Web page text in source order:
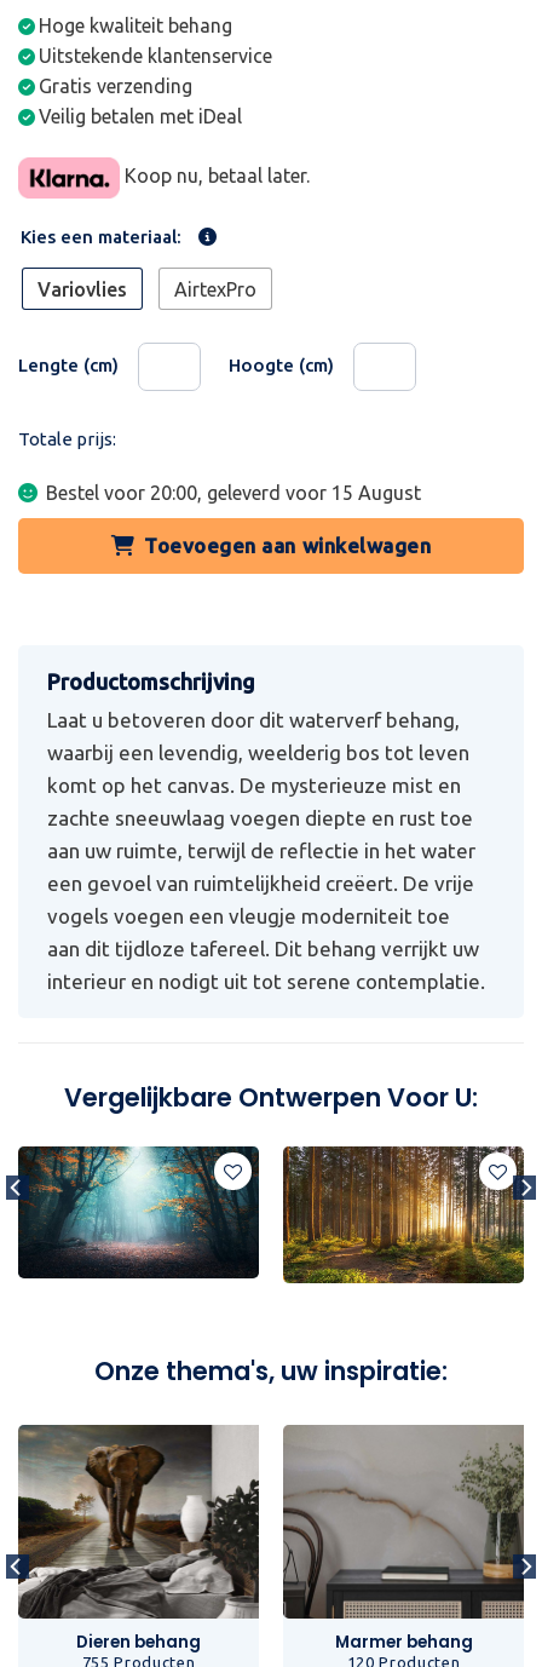
Hoge kwaliteit behang
Uitstekende klantenservice
Gratis verzending
Veilig betalen met iDeal
Koop nu, betaal later.
Kies een materiaal:
Variovlies AirtexPro
Lengte (cm) Hoogte (cm)
Totale prijs:
Bestel voor 20:00, geleverd voor 15 August
Toevoegen aan winkelwagen
Laat u betoveren door dit waterverf behang,
waarbij een levendig, weelderig bos tot leven
komt op het canvas. De mysterieuze mist en
zachte sneeuwlaag voegen diepte en rust toe
aan uw ruimte, terwijl de reflectie in het water
een gevoel van ruimtelijkheid creëert. De vrije
vogels voegen een vleugje moderniteit toe
aan dit tijdloze tafereel. Dit behang verrijkt uw
interieur en nodigt uit tot serene contemplatie.
Vergelijkbare Ontwerpen Voor U:
Onze thema's, uw inspiratie:
Dieren behang
755 Producten
Marmer behang
120 Producten